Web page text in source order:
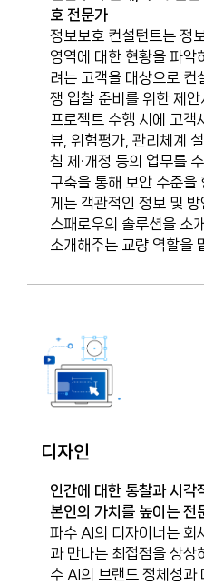
호 전문가
정보보호 컨설턴트는 정
영역에 대한 현황을 파악
려는 고객을 대상으로 컨
쟁 입찰 준비를 위한 제안
프로젝트 수행 시에 고객
뷰, 위험평가, 관리체계
침 제·개정 등의 업무를
구축을 통해 보안 수준을
게는 객관적인 정보 및
스패로우의 솔루션을 소
소개해주는 교량 역할을
디자인
인간에 대한 통찰과 시각
본인의 가치를 높이는 전
파수 AI의 디자이너는 회
과 만나는 최접점을 상상
수 AI의 브랜드 정체성과